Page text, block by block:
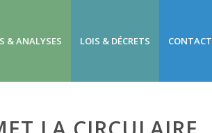
& ANALYSES LOIS & DÉCRETS CONTACT